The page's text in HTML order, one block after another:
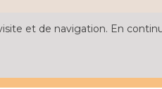
et de navigation. En